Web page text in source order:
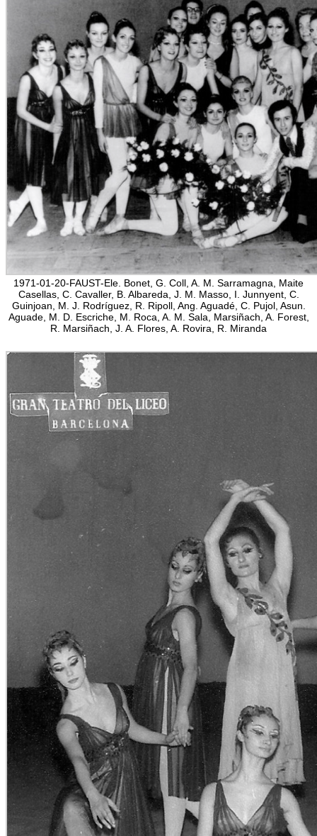
1971-01-20-FAUST-Ele. Bonet, G. Coll, A. M. Sarramagna, Maite
Casellas, C. Cavaller, B. Albareda, J. M. Masso, I. Junnyent, C.
Guinjoan, M. J. Rodríguez, R. Ripoll, Ang. Aguadé, C. Pujol, Asun.
Aguade, M. D. Escriche, M. Roca, A. M. Sala, Marsiñach, A. Forest,
R. Marsiñach, J. A. Flores, A. Rovira, R. Miranda